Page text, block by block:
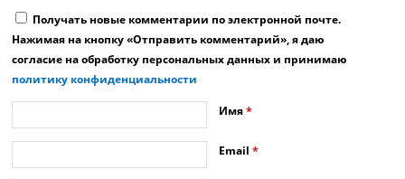
Получать новые комментарии по электронной почте.
Нажимая на кнопку «Отправить комментарий», я даю
согласие на обработку персональных данных и принимаю
политику конфиденциальности
Имя*
Email*